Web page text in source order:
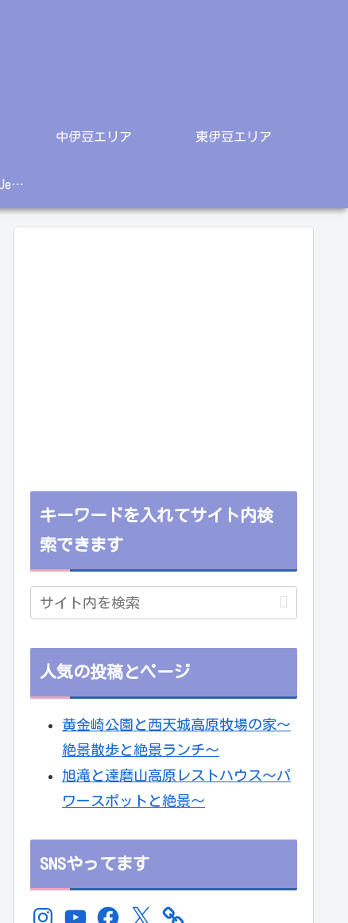
中伊豆エリア 東伊豆エリア
柴犬〇＆チョコラブJethroご紹介
キーワードを入れてサイト内検
索できます
人気の投稿とページ
黄金崎公園と西天城高原牧場の家～
絶景散歩と絶景ランチ～
旭滝と達磨山高原レストハウス～パ
ワースポットと絶景～
SNSやってます
InstagramYouTubeFacebook
X